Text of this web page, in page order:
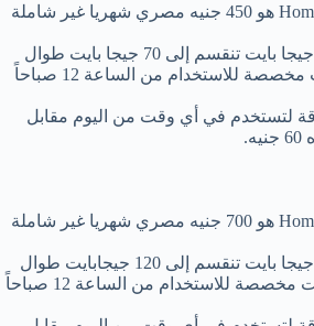
سعر باقة 250 Home 4G هو 450 جنيه مصري شهريا غير شاملة
توفر لك الباقة 140 جيجا بايت تنقسم إلى 70 جيجا بايت طوال
اليوم و 70 جيجابايت مخصصة للاستخدام من الساعة 12 صباحاً
لتستخدم في أي وقت من اليوم مقابل
سعر باقة Home 4G 400 هو 700 جنيه مصري شهريا غير شاملة
توفر لك الباقة 240 جيجا بايت تنقسم إلى 120 جيجابايت طوال
اليوم و 120 جيجابايت مخصصة للاستخدام من الساعة 12 صباحاً